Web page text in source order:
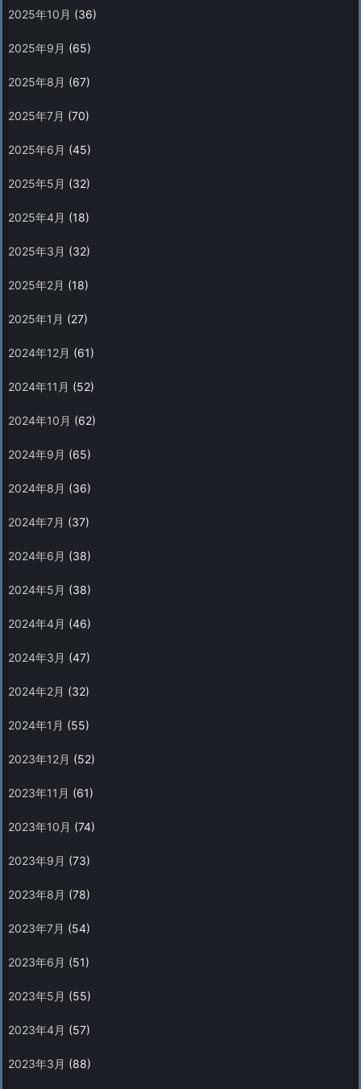
2025年10月 (36)
2025年9月 (65)
2025年8月 (67)
2025年7月 (70)
2025年6月 (45)
2025年5月 (32)
2025年4月 (18)
2025年3月 (32)
2025年2月 (18)
2025年1月 (27)
2024年12月 (61)
2024年11月 (52)
2024年10月 (62)
2024年9月 (65)
2024年8月 (36)
2024年7月 (37)
2024年6月 (38)
2024年5月 (38)
2024年4月 (46)
2024年3月 (47)
2024年2月 (32)
2024年1月 (55)
2023年12月 (52)
2023年11月 (61)
2023年10月 (74)
2023年9月 (73)
2023年8月 (78)
2023年7月 (54)
2023年6月 (51)
2023年5月 (55)
2023年4月 (57)
2023年3月 (88)